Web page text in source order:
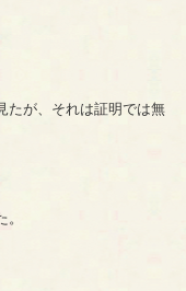
たが、それは証明では無